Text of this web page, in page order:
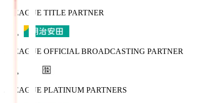
J.LEAGUE TITLE PARTNER
J.LEAGUE OFFICIAL BROADCASTING PARTNER
J.LEAGUE PLATINUM PARTNERS